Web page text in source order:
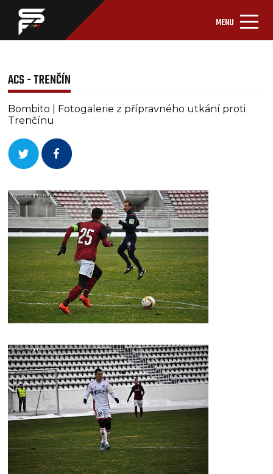
MENU
ACS - TRENČÍN
Bombito | Fotogalerie z přípravného utkání proti
Trenčínu